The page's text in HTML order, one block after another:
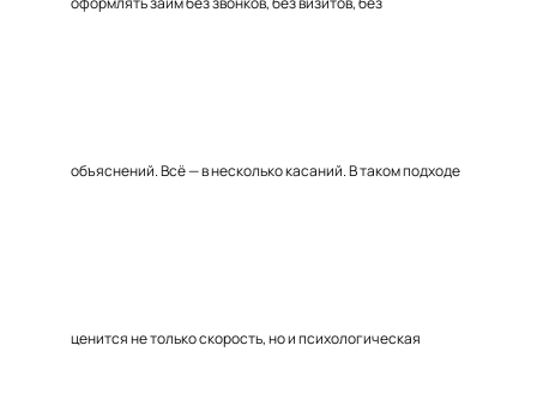
объяснений. Всё — в несколько касаний. В таком подходе
ценится не только скорость, но и психологическая